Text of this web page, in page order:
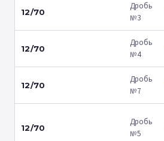
12/70
Дробь
№3
12/70
Дробь
№4
12/70
Дробь
№7
12/70
Дробь
№5